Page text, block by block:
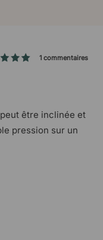
1 commentaires
être inclinée et
pression sur un